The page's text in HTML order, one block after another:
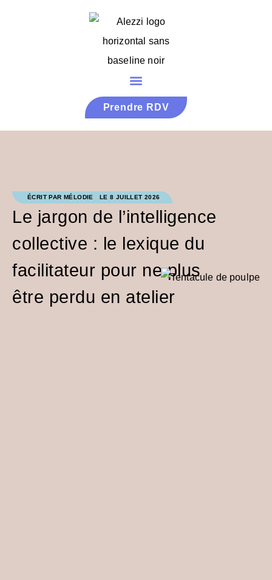
Prendre RDV
Le jargon de l’intelligence
collective : le lexique du
facilitateur pour ne plus
être perdu en atelier
ÉCRIT PAR MÉLODIE LE8 JUILLET 2026